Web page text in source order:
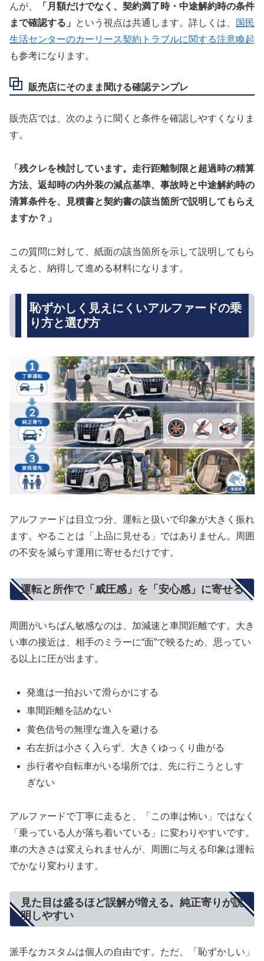
んが、
「月額だけでなく、契約満了時・中途解約時の条件
まで確認する」
という視点は共通します。詳しくは、
国民
生活センターのカーリース契約トラブルに関する注意喚起
も参考になります。
販売店にそのまま聞ける確認テンプレ
販売店では、次のように聞くと条件を確認しやすくなりま
す。
「残クレを検討しています。走行距離制限と超過時の精算
方法、返却時の内外装の減点基準、事故時と中途解約時の
清算条件を、見積書と契約書の該当箇所で説明してもらえ
ますか？」
この質問に対して、紙面の該当箇所を示して説明してもら
えると、納得して進める材料になります。
恥ずかしく見えにくいアルファードの乗
り方と選び方
アルファードは目立つ分、運転と扱いで印象が大きく振れ
ます。やることは「上品に見せる」ではありません。周囲
の不安を減らす運用に寄せるだけです。
運転と所作で「威圧感」を「安心感」に寄せる
周囲がいちばん敏感なのは、加減速と車間距離です。大き
い車の接近は、相手のミラーに“面”で映るため、思ってい
る以上に圧が出ます。
発進は一拍おいて滑らかにする
車間距離を詰めない
黄色信号の無理な進入を避ける
右左折は小さく入らず、大きくゆっくり曲がる
歩行者や自転車がいる場所では、先に行こうとしす
ぎない
アルファードで丁寧に走ると、「この車は怖い」ではなく
「乗っている人が落ち着いている」に変わりやすいです。
車の大きさは変えられませんが、周囲に与える印象は運転
でかなり変わります。
見た目は盛るほど誤解が増える。純正寄りが説
明しやすい
派手なカスタムは個人の自由です。ただ、「恥ずかしい」